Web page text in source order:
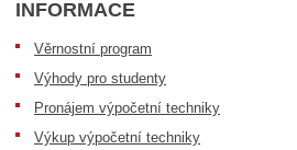
INFORMACE
Věrnostní program
Výhody pro studenty
Pronájem výpočetní techniky
Výkup výpočetní techniky